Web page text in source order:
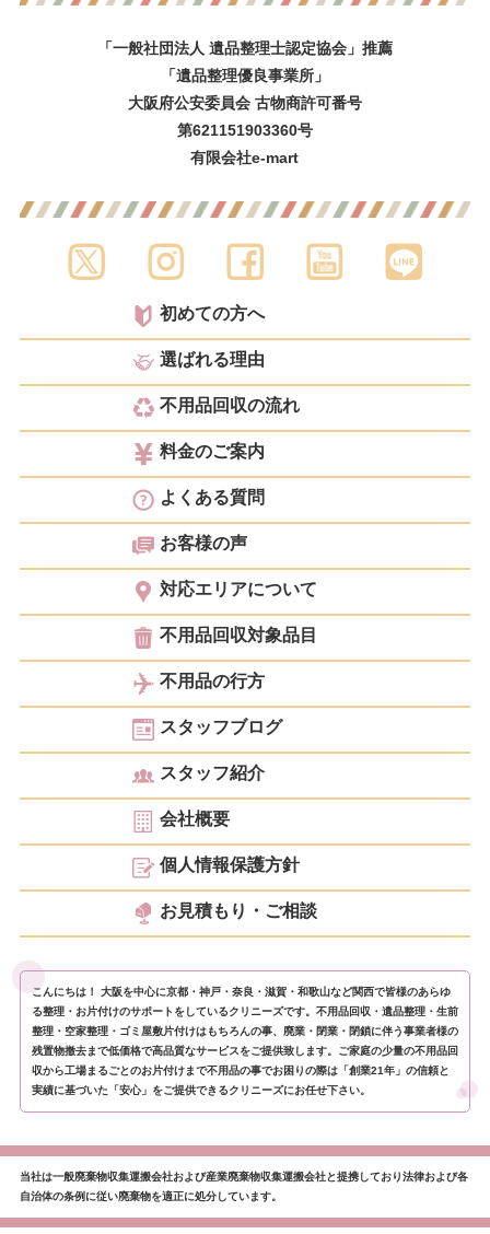
「一般社団法人 遺品整理士認定協会」推薦
「遺品整理優良事業所」
大阪府公安委員会 古物商許可番号
第621151903360号
有限会社e-mart
初めての方へ
選ばれる理由
不用品回収の流れ
料金のご案内
よくある質問
お客様の声
対応エリアについて
不用品回収対象品目
不用品の行方
スタッフブログ
スタッフ紹介
会社概要
個人情報保護方針
お見積もり・ご相談
こんにちは！ 大阪を中心に京都・神戸・奈良・滋賀・和歌山など関西で皆様のあらゆ
る整理・お片付けのサポートをしているクリニーズです。不用品回収・遺品整理・生前
整理・空家整理・ゴミ屋敷片付けはもちろんの事、廃業・閉業・閉鎖に伴う事業者様の
残置物撤去まで低価格で高品質なサービスをご提供致します。ご家庭の少量の不用品回
収から工場まるごとのお片付けまで不用品の事でお困りの際は「創業21年」の信頼と
実績に基づいた「安心」をご提供できるクリニーズにお任せ下さい。
当社は一般廃棄物収集運搬会社および産業廃棄物収集運搬会社と提携しており法律および各
自治体の条例に従い廃棄物を適正に処分しています。